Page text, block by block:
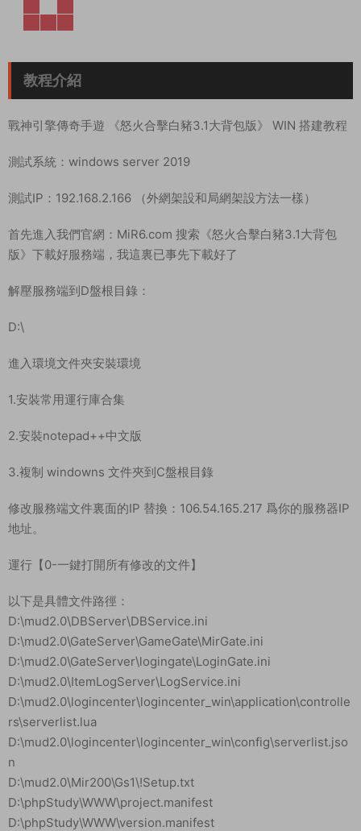
教程介紹
戰神引擎傳奇手遊 《怒火合擊白豬3.1大背包版》 WIN 搭建教程
測試系統：windows server 2019
測試IP：192.168.2.166 （外網架設和局網架設方法一樣）
首先進入我們官網：MiR6.com 搜索《怒火合擊白豬3.1大背包
版》下載好服務端，我這裏已事先下載好了
解壓服務端到D盤根目錄：
D:\
進入環境文件夾安裝環境
1.安裝常用運行庫合集
2.安裝notepad++中文版
3.複制 windowns 文件夾到C盤根目錄
修改服務端文件裏面的IP 替換：106.54.165.217 爲你的服務器IP
地址。
運行【0-一鍵打開所有修改的文件】
以下是具體文件路徑：
D:\mud2.0\DBServer\DBService.ini
D:\mud2.0\GateServer\GameGate\MirGate.ini
D:\mud2.0\GateServer\logingate\LoginGate.ini
D:\mud2.0\ItemLogServer\LogService.ini
D:\mud2.0\logincenter\logincenter_win\application\controlle
rs\serverlist.lua
D:\mud2.0\logincenter\logincenter_win\config\serverlist.jso
n
D:\mud2.0\Mir200\Gs1\!Setup.txt
D:\phpStudy\WWW\project.manifest
D:\phpStudy\WWW\version.manifest